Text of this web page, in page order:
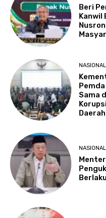
Beri
Kanwil
NASIONAL
Sama
Daerah
NASIONAL